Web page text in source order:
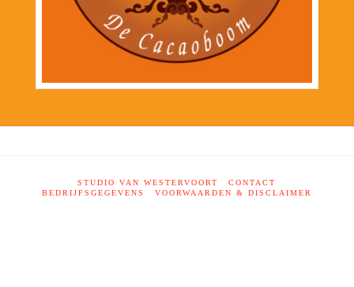
STUDIO VAN WESTERVOORT
CONTACT
BEDRIJFSGEGEVENS
VOORWAARDEN & DISCLAIMER